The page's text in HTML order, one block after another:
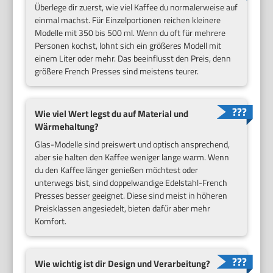
Überlege dir zuerst, wie viel Kaffee du normalerweise auf
einmal machst. Für Einzelportionen reichen kleinere
Modelle mit 350 bis 500 ml. Wenn du oft für mehrere
Personen kochst, lohnt sich ein größeres Modell mit
einem Liter oder mehr. Das beeinflusst den Preis, denn
größere French Presses sind meistens teurer.
Wie viel Wert legst du auf Material und
Wärmehaltung?
Glas-Modelle sind preiswert und optisch ansprechend,
aber sie halten den Kaffee weniger lange warm. Wenn
du den Kaffee länger genießen möchtest oder
unterwegs bist, sind doppelwandige Edelstahl-French
Presses besser geeignet. Diese sind meist in höheren
Preisklassen angesiedelt, bieten dafür aber mehr
Komfort.
Wie wichtig ist dir Design und Verarbeitung?